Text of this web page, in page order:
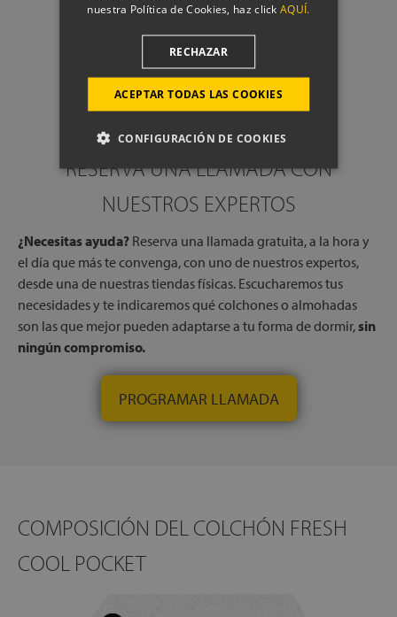
RESERVA UNA LLAMADA CON
NUESTROS EXPERTOS
¿Necesitas ayuda? Reserva una llamada gratuita, a la hora y
el día que más te convenga, con uno de nuestros expertos,
desde una de nuestras tiendas físicas. Escucharemos tus
necesidades y te indicaremos qué colchones o almohadas
son las que mejor pueden adaptarse a tu forma de dormir,sin
ningún compromiso.
PROGRAMAR LLAMADA
COMPOSICIÓN DEL COLCHÓN FRESH
COOL POCKET
nuestra Política de Cookies, haz clickAQUÍ.
ACEPTAR TODAS LAS COOKIES
RECHAZAR
CONFIGURACIÓN DE COOKIES